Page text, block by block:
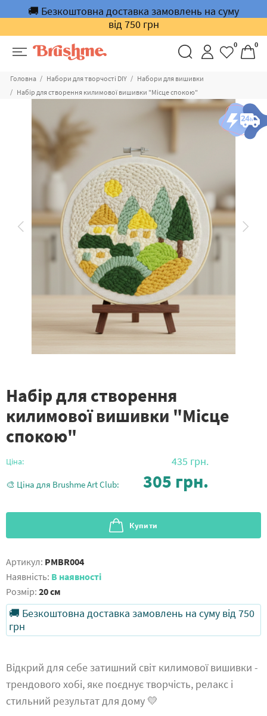
🚚 Безкоштовна доставка замовлень на суму
від 750 грн
0 0
Головна Набори для творчості DIY
Набори для вишивки
Набір для створення килимової вишивки "Місце спокою"
Набір для створення
килимової вишивки "Місце
спокою"
Ціна: 435 грн.
🎨 Ціна для Brushme Art Club: 305 грн.
Купити
Артикул: PMBR004
Наявність: В наявності
Розмір: 20 см
🚚 Безкоштовна доставка замовлень на суму від 750
грн
Відкрий для себе затишний світ килимової вишивки -
трендового хобі, яке поєднує творчість, релакс і
стильний результат для дому 💛